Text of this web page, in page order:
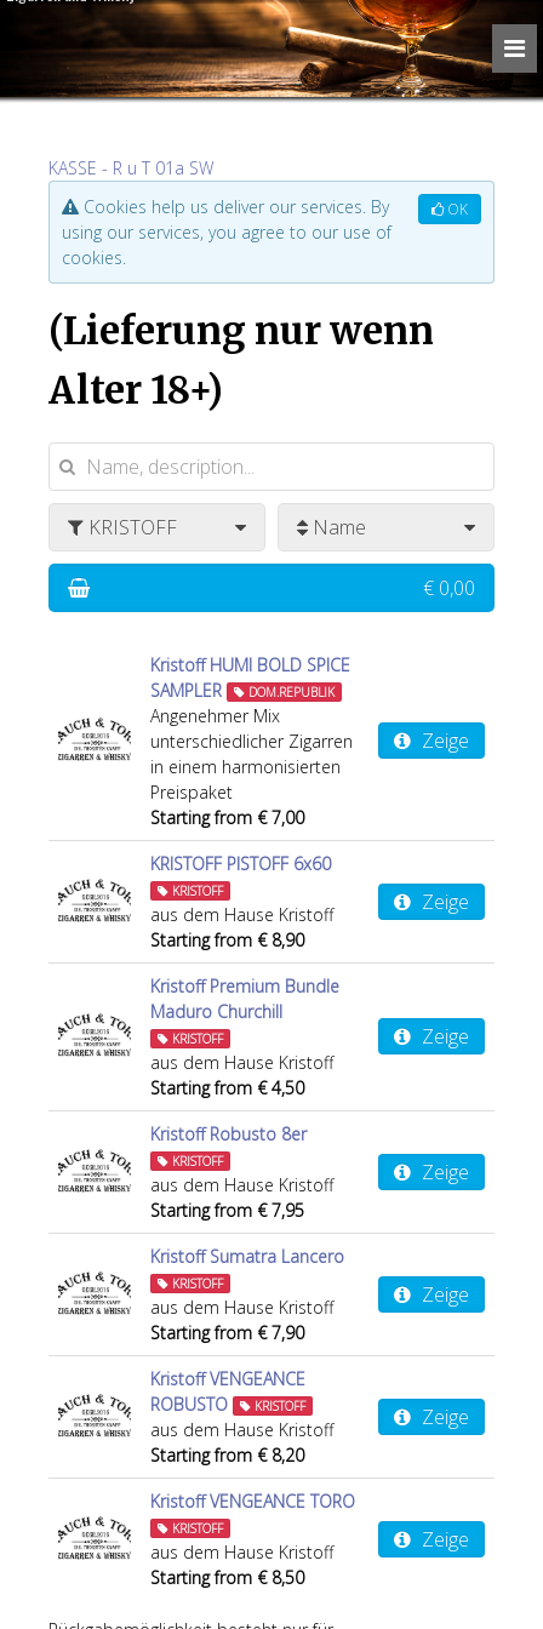
KASSE - R u T 01a SW
OK
Cookies help us deliver our services. By
using our services, you agree to our use of
cookies.
(Lieferung nur wenn
Alter 18+)
KRISTOFF Name
€ 0,00
Kristoff HUMI BOLD SPICE
SAMPLER
DOM.REPUBLIK
Angenehmer Mix
unterschiedlicher Zigarren
in einem harmonisierten
Preispaket
Starting from € 7,00
Zeige
KRISTOFF PISTOFF 6x60
KRISTOFF
aus dem Hause Kristoff
Starting from € 8,90
Zeige
Kristoff Premium Bundle
Maduro Churchill
KRISTOFF
aus dem Hause Kristoff
Starting from € 4,50
Zeige
Kristoff Robusto 8er
KRISTOFF
aus dem Hause Kristoff
Starting from € 7,95
Zeige
Kristoff Sumatra Lancero
KRISTOFF
aus dem Hause Kristoff
Starting from € 7,90
Zeige
Kristoff VENGEANCE
ROBUSTO
KRISTOFF
aus dem Hause Kristoff
Starting from € 8,20
Zeige
Kristoff VENGEANCE TORO
KRISTOFF
aus dem Hause Kristoff
Starting from € 8,50
Zeige